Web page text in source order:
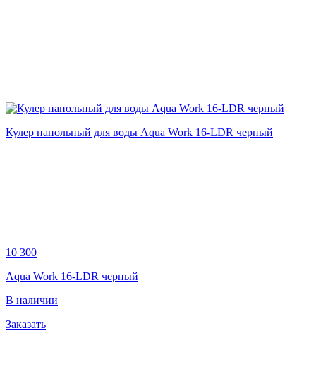
Кулер напольный для воды Aqua Work 16-LDR черный
10 300
Aqua Work 16-LDR черный
В наличии
Заказать